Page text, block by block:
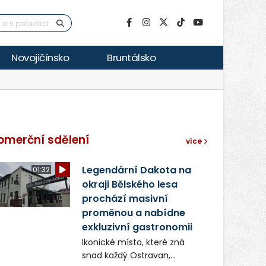
Novojičínsko Bruntálsko
sdělení více
01:32
Legendární Dakota na
okraji Bělského lesa
prochází masivní
proměnou a nabídne
exkluzivní gastronomii
Ikonické místo, které zná
snad každý Ostravan,